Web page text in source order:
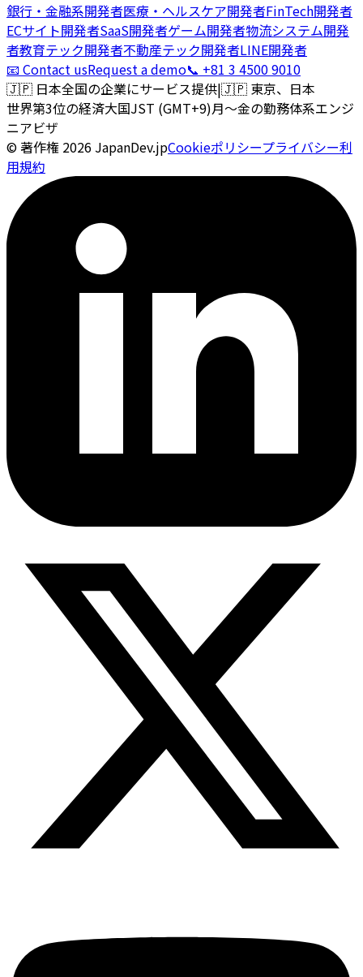
銀行・金融系開発者医療・ヘルスケア開発者FinTech開発者
ECサイト開発者SaaS開発者ゲーム開発者物流システム開発
者教育テック開発者不動産テック開発者LINE開発者
📧 Contact usRequest a demo📞 +81 3 4500 9010
🇯🇵 日本全国の企業にサービス提供|🇯🇵 東京、日本
世界第3位の経済大国JST (GMT+9)月〜金の勤務体系エンジ
ニアビザ
© 著作権 2026 JapanDev.jpCookieポリシープライバシー利
用規約